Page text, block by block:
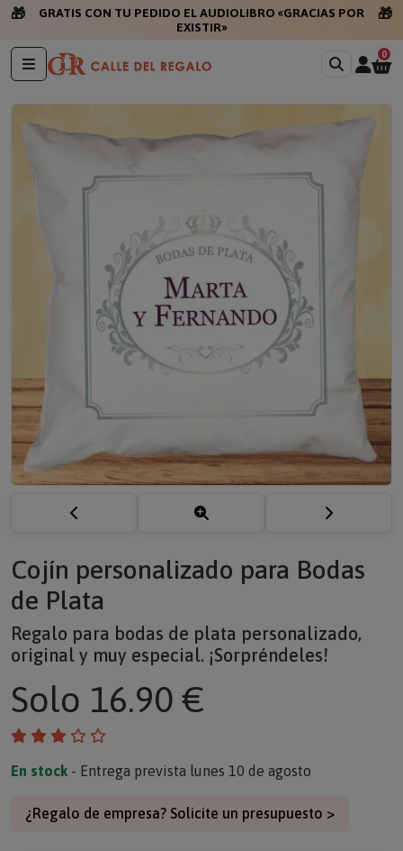
🎁
GRATIS CON TU PEDIDO EL AUDIOLIBRO «GRACIAS POR
EXISTIR»
🎁
0
Cojín personalizado para Bodas
de Plata
Regalo para bodas de plata personalizado,
original y muy especial. ¡Sorpréndeles!
Solo 16.90 €
En stock - Entrega prevista lunes 10 de agosto
¿Regalo de empresa? Solicite un presupuesto >